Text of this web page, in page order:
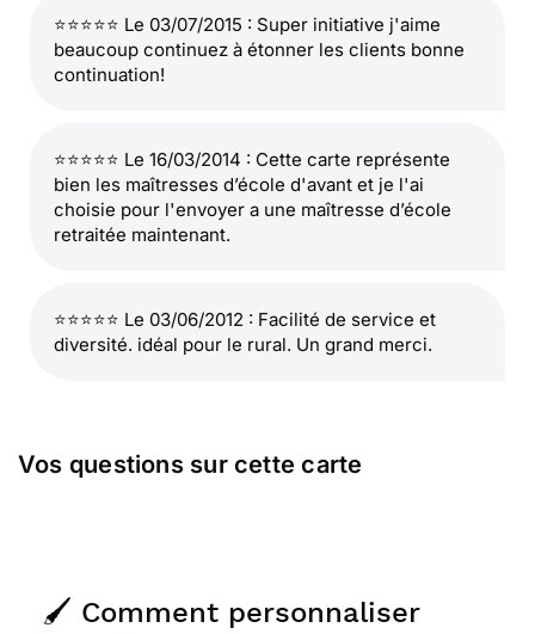
⭐⭐⭐⭐⭐ Le 03/07/2015 : Super initiative j'aime
beaucoup continuez à étonner les clients bonne
continuation!
⭐⭐⭐⭐⭐ Le 16/03/2014 : Cette carte représente
bien les maîtresses d’école d'avant et je l'ai
choisie pour l'envoyer a une maîtresse d’école
retraitée maintenant.
⭐⭐⭐⭐⭐ Le 03/06/2012 : Facilité de service et
diversité. idéal pour le rural. Un grand merci.
Vos questions sur cette carte
🖌️ Comment personnaliser